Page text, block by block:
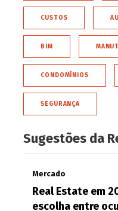
CUSTOS
BIM
CONDOMÍNIOS
SEGURANÇA
Sugestões da
Mercado
Real Estate em
escolha entre